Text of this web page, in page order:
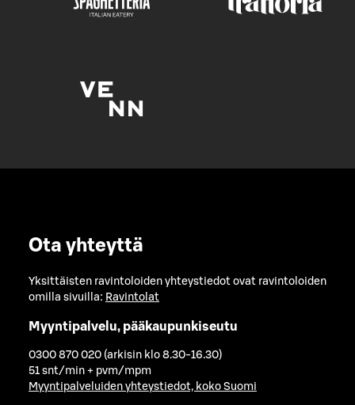
Ota yhteyttä
Yksittäisten ravintoloiden yhteystiedot ovat ravintoloiden
omilla sivuilla: Ravintolat
Myyntipalvelu, pääkaupunkiseutu
0300 870 020 (arkisin klo 8.30-16.30)
51 snt/min + pvm/mpm
Myyntipalveluiden yhteystiedot, koko Suomi